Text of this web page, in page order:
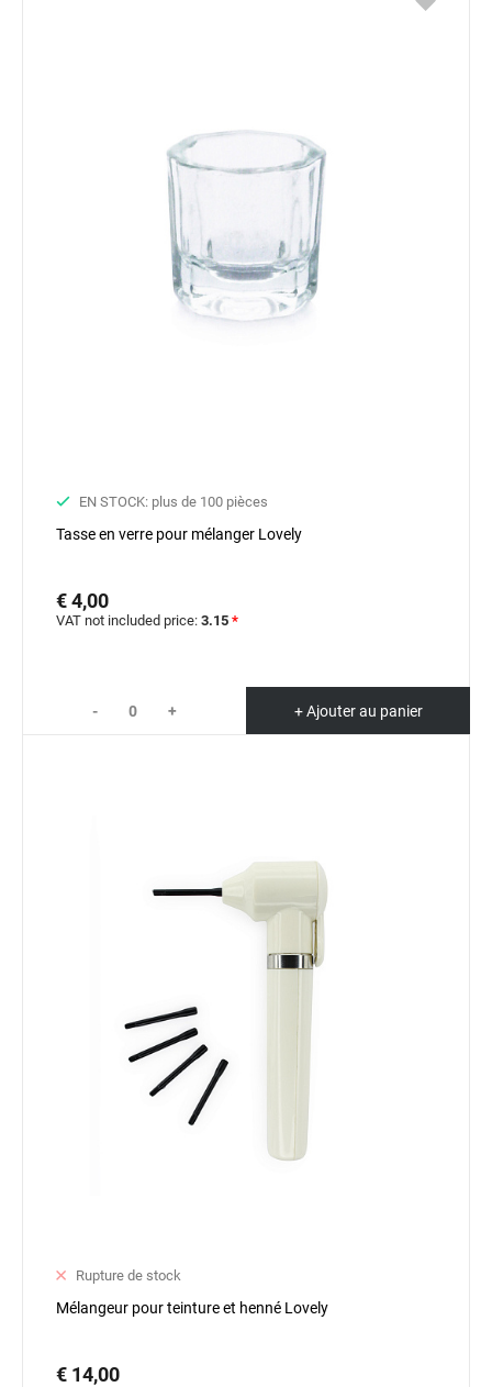
EN STOCK: plus de 100 pièces
Tasse en verre pour mélanger Lovely
€ 4,00
VAT not included price: 3.15 *
- + + Ajouter au panier
Rupture de stock
Mélangeur pour teinture et henné Lovely
€ 14,00